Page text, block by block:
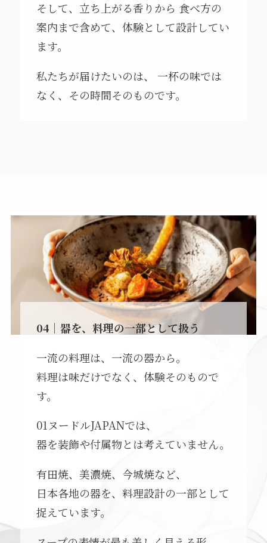
そして、立ち上がる香りから 食べ方の
案内まで含めて、体験として設計してい
ます。
私たちが届けたいのは、 一杯の味では
なく、その時間そのものです。
04｜器を、料理の一部として扱う
一流の料理は、一流の器から。
料理は味だけでなく、体験そのもので
す。
01ヌードルJAPANでは、
器を装飾や付属物とは考えていません。
有田焼、美濃焼、今城焼など、
日本各地の器を、料理設計の一部として
捉えています。